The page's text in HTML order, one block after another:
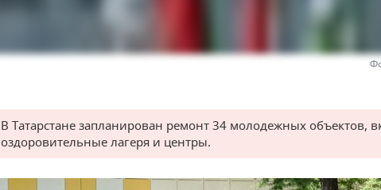
В Татарстане запланирован ремонт 34 молодежных объектов,
оздоровительные лагеря и центры.